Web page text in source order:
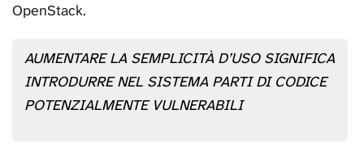
OpenStack.
AUMENTARE LA SEMPLICITÀ D’USO SIGNIFICA
INTRODURRE NEL SISTEMA PARTI DI CODICE
POTENZIALMENTE VULNERABILI